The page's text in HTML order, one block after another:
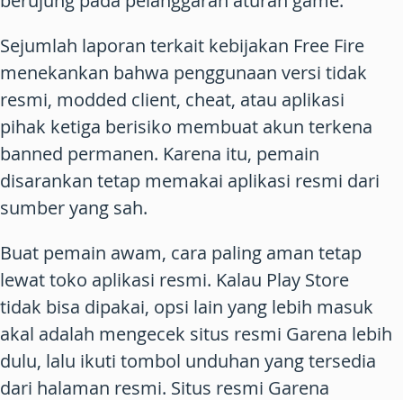
Sejumlah laporan terkait kebijakan Free Fire
menekankan bahwa penggunaan versi tidak
resmi, modded client, cheat, atau aplikasi
pihak ketiga berisiko membuat akun terkena
banned permanen. Karena itu, pemain
disarankan tetap memakai aplikasi resmi dari
sumber yang sah.
Buat pemain awam, cara paling aman tetap
lewat toko aplikasi resmi. Kalau Play Store
tidak bisa dipakai, opsi lain yang lebih masuk
akal adalah mengecek situs resmi Garena lebih
dulu, lalu ikuti tombol unduhan yang tersedia
dari halaman resmi. Situs resmi Garena